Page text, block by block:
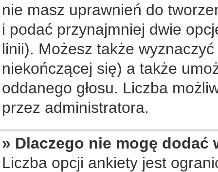
nie masz uprawnień do
i podać przynajmniej dwie
linii). Możesz także
niekończącej się) a także
oddanego głosu. Liczba
przez administratora.
» Dlaczego nie mogę
Liczba opcji ankiety jest